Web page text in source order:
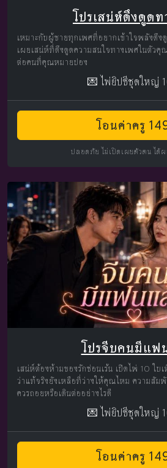
โปรเสน่ห์ดึงดูดท
เหมาะกับผู้ชายทุกเพศที่อยากเข้าใจพลังดึง
เผยเสน่ห์ที่ดึงดูดความสนใจทางเพศในตัวคุ
ต่อคนที่คุณหมายปอง
💌 ไพ่ยิปซีชุดใหญ่
โอนค่าครู
ปลอดภัย ไม่เปิดเผยตัวตน ได้ผ
โปรจีบคนมีแฟ
เสน่ห์ต้องห้ามของรักซ่อนเร้น เปิดไพ่ 10 ใบ
ว่าแท้จริงยังเหลือที่ว่างให้คุณไหม ความสัม
ควรถอยหรือเดินต่ออย่างไรดี
💌 ไพ่ยิปซีชุดใหญ่
โอนค่าครู